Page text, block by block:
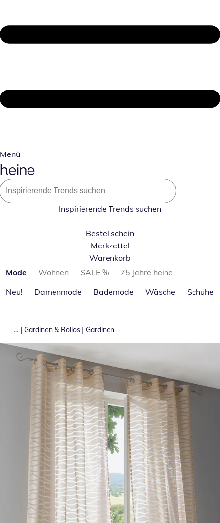
Menü
Inspirierende Trends suchen
Bestellschein
Merkzettel
Warenkorb
Produktkategorien überspringen
Mode Wohnen SALE %
75 Jahre heine
Neu!
Damenmode Bademode Wäsche Schuhe
... | Gardinen & Rollos | Gardinen